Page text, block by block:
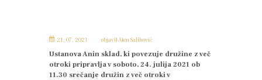
21. 07. 2021 objavil Alen Salihović
Ustanova Anin sklad, ki povezuje družine z več
otroki pripravlja v soboto, 24. julija 2021 ob
11.30 srečanje družin z več otroki v